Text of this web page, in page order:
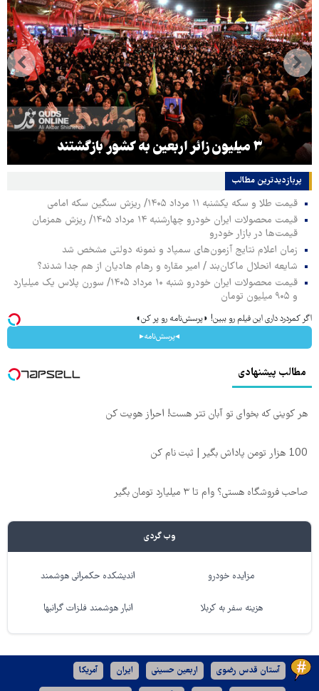
۳ میلیون زائر اربعین به کشور بازگشتند
پربازدیدترین‌ مطالب
قیمت طلا و سکه یکشنبه ۱۱ مرداد ۱۴۰۵/ ریزش سنگین سکه امامی
قیمت محصولات ایران خودرو چهارشنبه ۱۴ مرداد ۱۴۰۵/ ریزش همزمان
قیمت‌ها در بازار خودرو
زمان اعلام نتایج آزمون‌های سمپاد و نمونه دولتی مشخص شد
شایعه انحلال ماکان‌بند / امیر مقاره و رهام هادیان از هم جدا شدند؟
قیمت محصولات ایران خودرو شنبه ۱۰ مرداد ۱۴۰۵/ سورن پلاس یک میلیارد
و ۹۰۵ میلیون تومان
اگر کمردرد داری این فیلم رو ببین! ◗پرسش‌نامه رو پر کن◖
◂پرسش‌نامه▸
مطالب پیشنهادی
هر کوینی که بخوای تو آبان تتر هست! احراز هویت کن
100 هزار تومن پاداش بگیر | ثبت نام کن
صاحب فروشگاه هستی؟ وام تا ۳ میلیارد تومان بگیر
وب گردی
مزایده خودرو اندیشکده حکمرانی هوشمند
هزینه سفر به کربلا انبار هوشمند فلزات گرانبها
آستان قدس رضوی اربعین حسینی ایران آمریکا